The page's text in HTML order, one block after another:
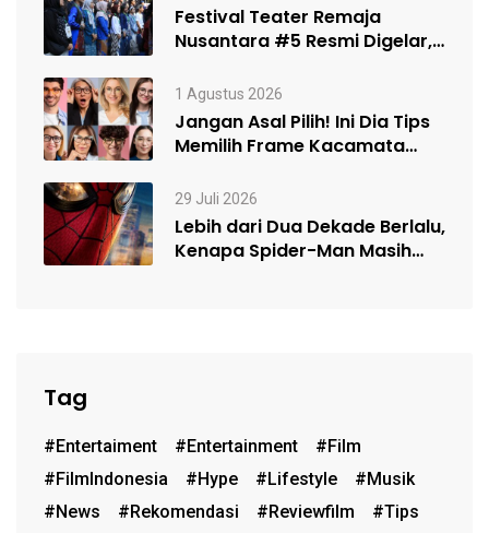
Festival Teater Remaja
Nusantara #5 Resmi Digelar,
1 Agustus 2026
Jangan Asal Pilih! Ini Dia Tips
Memilih Frame Kacamata
29 Juli 2026
Lebih dari Dua Dekade Berlalu,
Kenapa Spider-Man Masih
Tag
#entertaiment #entertainment
#film
#FilmIndonesia
#hype #lifestyle
#musik
#News
#rekomendasi #reviewfilm
#Tips